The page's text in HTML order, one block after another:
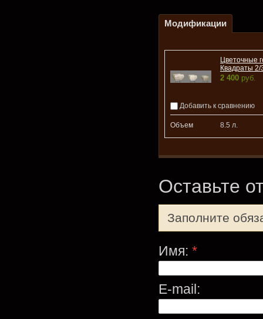
Модификации
Цветочные
Квадраты 2/
2 400 руб.
Добавить к сравнению
Объем 8.5 л.
Оставьте
Заполните
Имя: *
E-mail: